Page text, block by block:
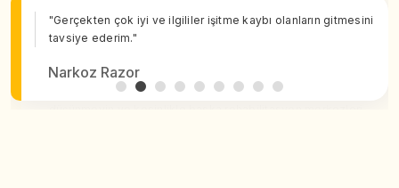
"Gerçekten çok iyi ve ilgililer işitme kaybı olanların gitmesini
tavsiye ederim."
Narkoz Razor